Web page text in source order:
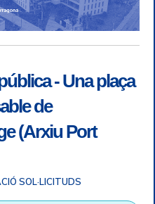
- Una plaça
de
(Arxiu Port
SOL·LICITUDS